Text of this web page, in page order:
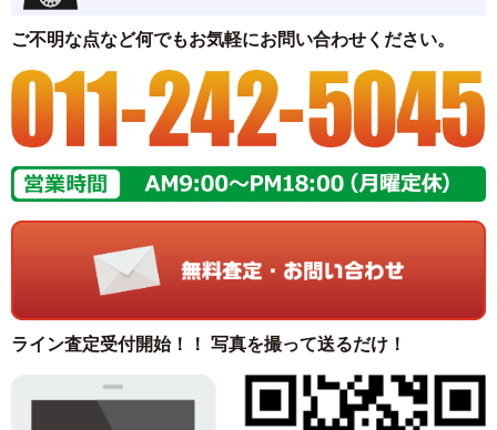
ご不明な点など何でもお気軽にお問い合わせください。
ライン査定受付開始！！ 写真を撮って送るだけ！